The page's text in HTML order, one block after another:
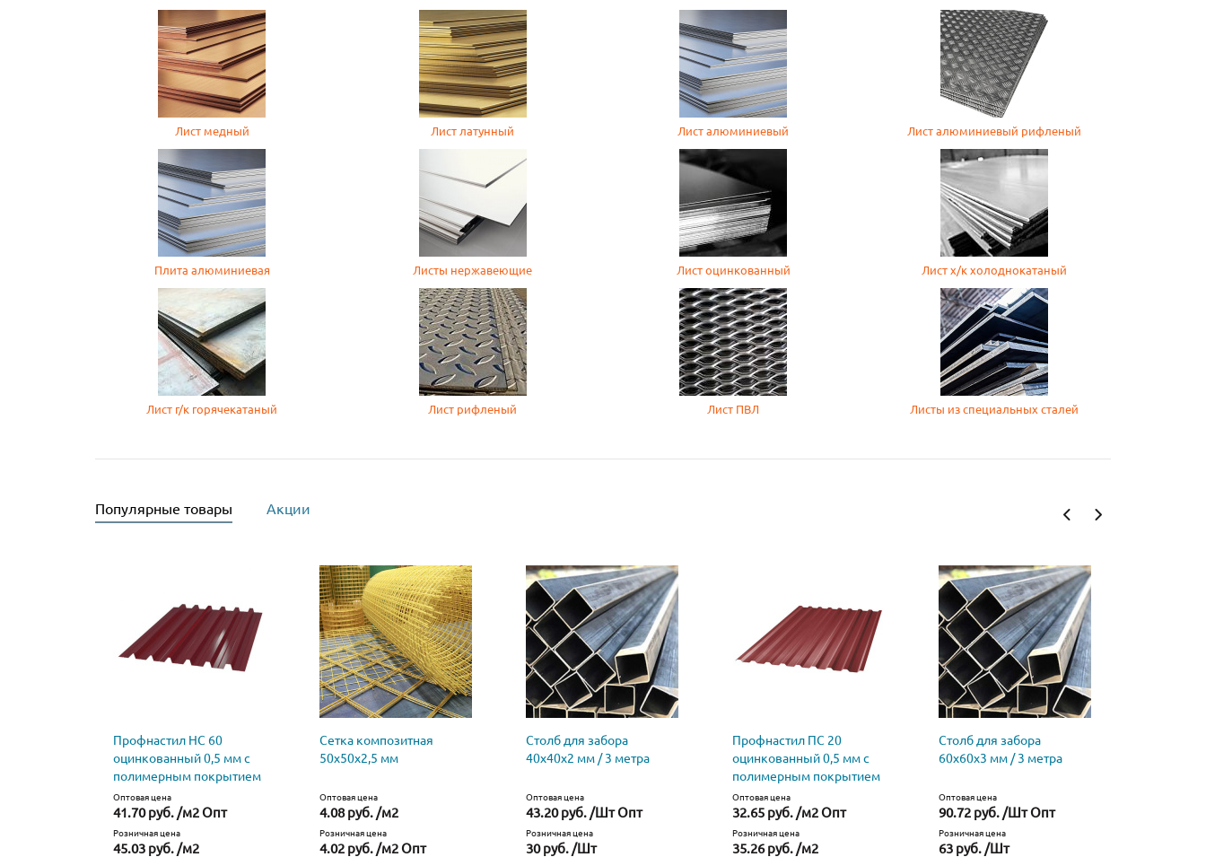
Лист медный Лист латунный Лист алюминиевый Лист алюминиевый рифленый
Плита алюминиевая Листы нержавеющие Лист оцинкованный Лист х/к холоднокатаный
Лист г/к горячекатаный Лист рифленый Лист ПВЛ Листы из специальных сталей
Популярные товары Акции
Профнастил НС 60
оцинкованный 0,5 мм с
полимерным покрытием
Оптовая цена
41.70 руб. /м2 Опт
Розничная цена
45.03 руб. /м2
Сетка композитная
50х50х2,5 мм
Оптовая цена
4.08 руб. /м2
Розничная цена
4.02 руб. /м2 Опт
Столб для забора
40х40х2 мм / 3 метра
Оптовая цена
43.20 руб. /Шт Опт
Розничная цена
30 руб. /Шт
Профнастил ПС 20
оцинкованный 0,5 мм с
полимерным покрытием
Оптовая цена
32.65 руб. /м2 Опт
Розничная цена
35.26 руб. /м2
Столб для забора
60х60х3 мм / 3 метра
Оптовая цена
90.72 руб. /Шт Опт
Розничная цена
63 руб. /Шт